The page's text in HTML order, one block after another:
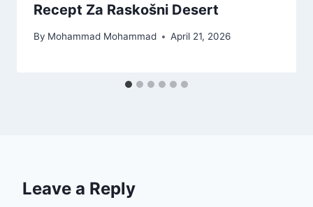
Recept Za Raskošni Desert
By Mohammad Mohammad April 21, 2026
Leave a Reply